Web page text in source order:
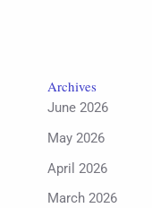
Archives
June 2026
May 2026
April 2026
March 2026